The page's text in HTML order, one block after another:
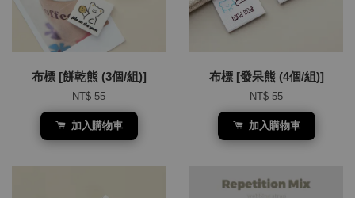
布標 [餅乾熊 (3個/組)]
NT$ 55
加入購物車
布標 [發呆熊 (4個/組)]
NT$ 55
加入購物車